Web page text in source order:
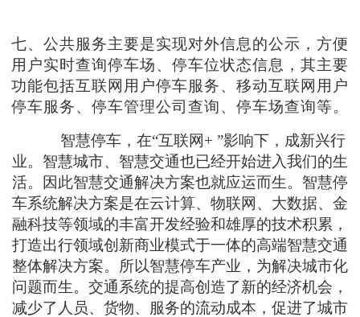
七、公共服务主要是实现对外信息的公示，方便
用户实时查询停车场、停车位状态信息，其主要
功能包括互联网用户停车服务、移动互联网用户
停车服务、停车管理公司查询、停车场查询等。
智慧停车，在“互联网+ ”影响下，成新兴行
业。智慧城市、智慧交通也已经开始进入我们的生
活。 因此智慧交通解决方案也就应运而生。智慧停
车系统解决方案是在云计算、物联网、大数据、金
融科技等领域的丰富开发经验和雄厚的技术积累，
打造出行领域创新商业模式于一体的高端智慧交通
整体解决方案。 所以智慧停车产业，为解决城市化
问题而生。交通系统的提高创造了新的经济机会，
减少了人员、货物、服务的流动成本，促进了城市